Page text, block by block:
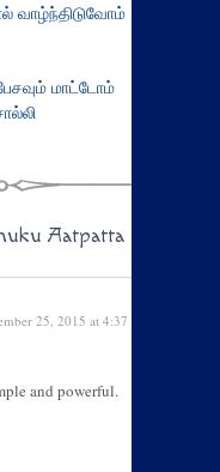
வாழ்ந்திடுவோம்
மாட்டோம்
Aatpatta
25, 2015 at 4:37
and powerful.